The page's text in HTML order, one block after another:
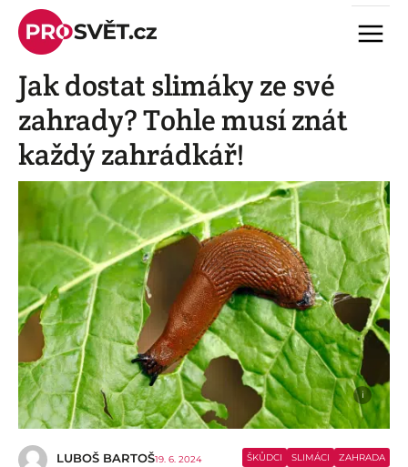
Skip
content
Menu
Jak dostat slimáky ze své
zahrady? Tohle musí znát
každý zahrádkář!
i
LUBOŠ BARTOŠ19. 6. 2024 ŠKŮDCI SLIMÁCI ZAHRADA